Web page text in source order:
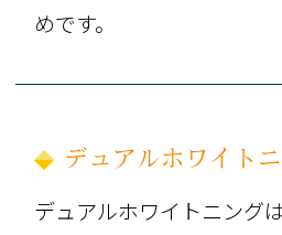
めです。
デュアルホワイト
デュアルホワイトニング